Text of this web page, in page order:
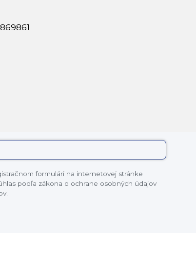
formulári na internetovej stránke
podľa zákona o ochrane osobných údajov